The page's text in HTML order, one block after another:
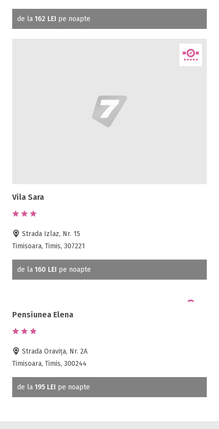
de la 162 LEI pe noapte
Vila Sara
Strada Izlaz, Nr. 15
Timisoara, Timis, 307221
de la 160 LEI pe noapte
Pensiunea Elena
Strada Oravița, Nr. 2A
Timisoara, Timis, 300244
de la 195 LEI pe noapte